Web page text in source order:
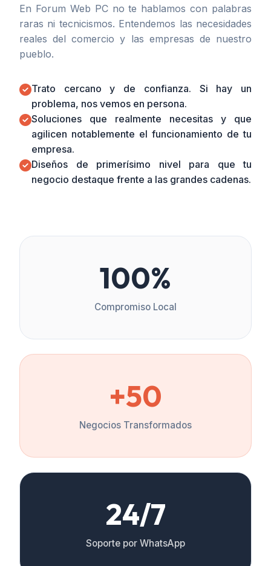
En Forum Web PC no te hablamos con palabras
raras ni tecnicismos. Entendemos las necesidades
reales del comercio y las empresas de nuestro
pueblo.
Trato cercano y de confianza. Si hay un
problema, nos vemos en persona.
Soluciones que realmente necesitas y que
agilicen notablemente el funcionamiento de tu
empresa.
Diseños de primerísimo nivel para que tu
negocio destaque frente a las grandes cadenas.
100%
Compromiso Local
+50
Negocios Transformados
24/7
Soporte por WhatsApp